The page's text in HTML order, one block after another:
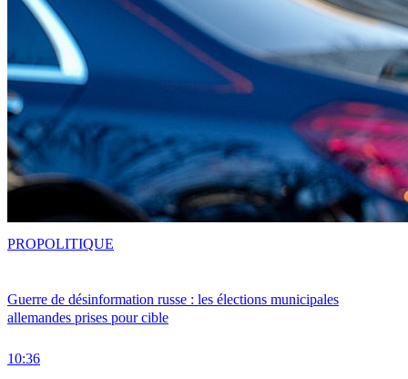
Guerre de désinformation russe : les élections municipales
allemandes prises pour cible
10:36
PROPOLITIQUE